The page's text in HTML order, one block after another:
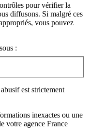
pour vérifier la
diffusons. Si malgré ces
vous pouvez
:
est strictement
inexactes ou une
votre agence France